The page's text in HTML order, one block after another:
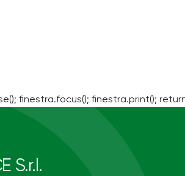
finestra.focus(); finestra.print();
S.r.l.